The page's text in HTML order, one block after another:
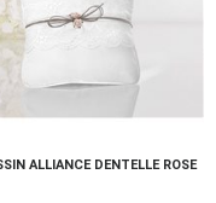
ALLIANCE DENTELLE ROSE